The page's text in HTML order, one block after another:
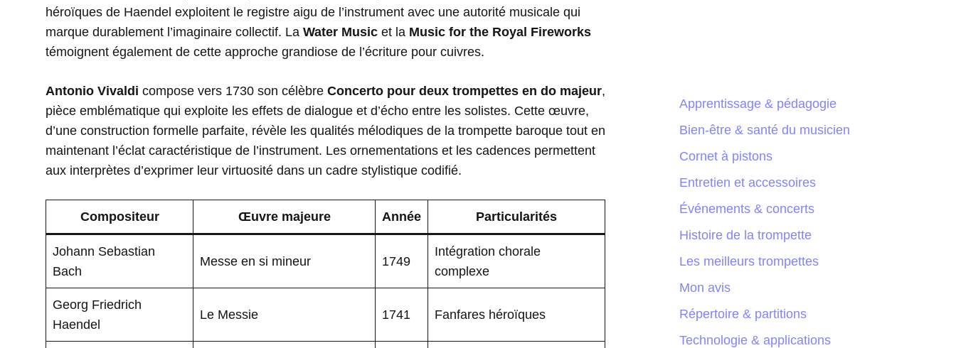
héroïques de Haendel exploitent le registre aigu de l’instrument avec une autorité musicale qui
marque durablement l’imaginaire collectif. La Water Music et la Music for the Royal Fireworks
témoignent également de cette approche grandiose de l’écriture pour cuivres.
Antonio Vivaldi compose vers 1730 son célèbre Concerto pour deux trompettes en do majeur,
pièce emblématique qui exploite les effets de dialogue et d’écho entre les solistes. Cette œuvre,
d’une construction formelle parfaite, révèle les qualités mélodiques de la trompette baroque tout en
maintenant l’éclat caractéristique de l’instrument. Les ornementations et les cadences permettent
aux interprètes d’exprimer leur virtuosité dans un cadre stylistique codifié.
Compositeur Œuvre majeure Année Particularités
Johann Sebastian
Bach
Messe en si mineur 1749
Intégration chorale
complexe
Georg Friedrich
Haendel
Le Messie 1741 Fanfares héroïques
Apprentissage & pédagogie
Bien-être & santé du musicien
Cornet à pistons
Entretien et accessoires
Événements & concerts
Histoire de la trompette
Les meilleurs trompettes
Mon avis
Répertoire & partitions
Technologie & applications